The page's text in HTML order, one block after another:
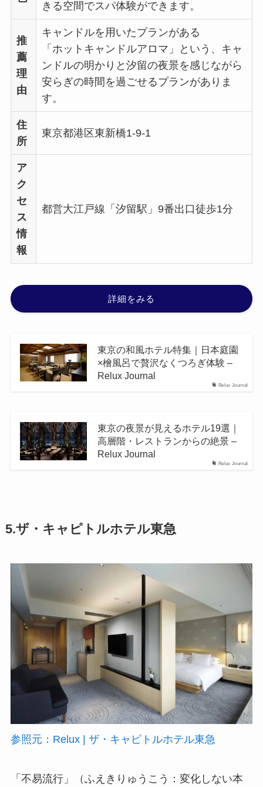
きる空間でスパ体験ができます。
推
薦
理
由
キャンドルを用いたプランがある
「ホットキャンドルアロマ」という、キャ
ンドルの明かりと汐留の夜景を感じながら
安らぎの時間を過ごせるプランがありま
す。
住
所
東京都港区東新橋1-9-1
ア
ク
セ
ス
情
報
都営大江戸線「汐留駅」9番出口徒歩1分
詳細をみる
Relux Journal
東京の和風ホテル特集｜日本庭園
×檜風呂で贅沢なくつろぎ体験 –
Relux Journal
Relux Journal
東京の夜景が見えるホテル19選｜
高層階・レストランからの絶景 –
Relux Journal
5.ザ・キャピトルホテル東急
参照元：Relux | ザ・キャピトルホテル東急
「不易流行」（ふえきりゅうこう：変化しない本